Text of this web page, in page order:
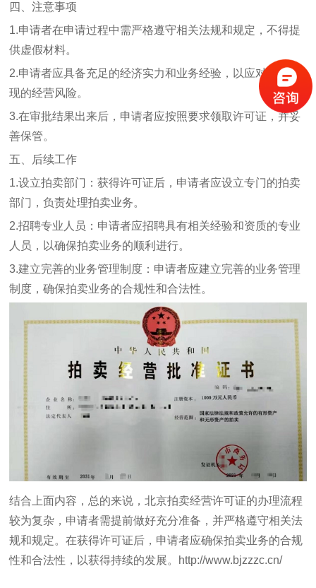
四、注意事项
1.申请者在申请过程中需严格遵守相关法规和规定，不得提
供虚假材料。
2.申请者应具备充足的经济实力和业务经验，以应对可能出
现的经营风险。
3.在审批结果出来后，申请者应按照要求领取许可证，并妥
善保管。
五、后续工作
1.设立拍卖部门：获得许可证后，申请者应设立专门的拍卖
部门，负责处理拍卖业务。
2.招聘专业人员：申请者应招聘具有相关经验和资质的专业
人员，以确保拍卖业务的顺利进行。
3.建立完善的业务管理制度：申请者应建立完善的业务管理
制度，确保拍卖业务的合规性和合法性。
结合上面内容，总的来说，北京拍卖经营许可证的办理流程
较为复杂，申请者需提前做好充分准备，并严格遵守相关法
规和规定。在获得许可证后，申请者应确保拍卖业务的合规
性和合法性，以获得持续的发展。 http://www.bjzzzc.cn/